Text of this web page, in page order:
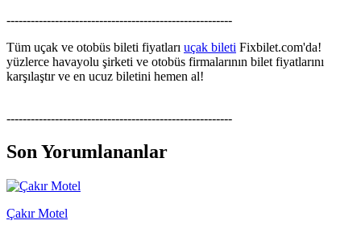
--------------------------------------------------------
Tüm uçak ve otobüs bileti fiyatları uçak bileti Fixbilet.com'da!
yüzlerce havayolu şirketi ve otobüs firmalarının bilet fiyatlarını
karşılaştır ve en ucuz biletini hemen al!
--------------------------------------------------------
Son Yorumlananlar
Çakır Motel